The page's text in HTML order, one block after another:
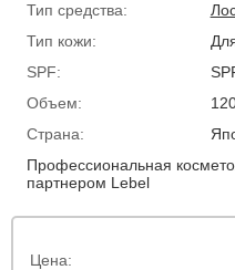
Тип средства:
Тип кожи:
SPF:
Объем:
Страна:
Профессиональная
партнером Lebel
Цена: